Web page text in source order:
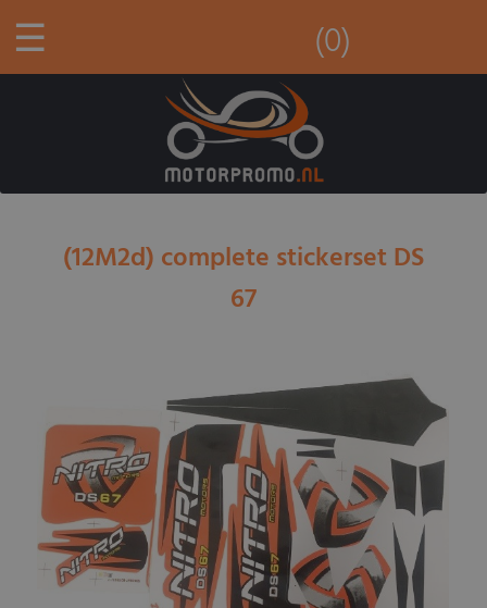
☰ (0)
(12M2d) complete stickerset DS
67